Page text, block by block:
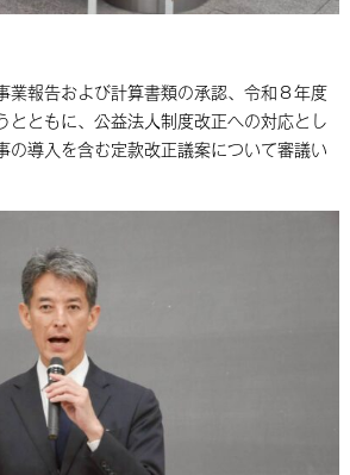
業報告および計算書類の承認、令和８年度
とともに、公益法人制度改正への対応とし
の導入を含む定款改正議案について審議い